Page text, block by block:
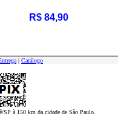
R$ 84,90
| Catálogo
à 150 km da cidade de São Paulo.